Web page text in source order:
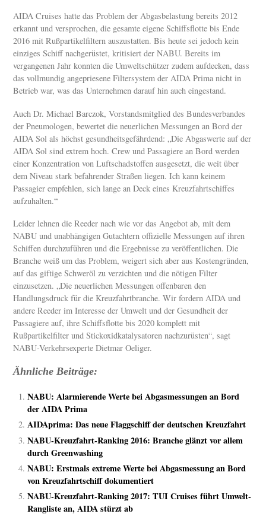
AIDA Cruises hatte das Problem der Abgasbelastung bereits 2012
erkannt und versprochen, die gesamte eigene Schiffsflotte bis Ende
2016 mit Rußpartikelfiltern auszustatten. Bis heute sei jedoch kein
einziges Schiff nachgerüstet, kritisiert der NABU. Bereits im
vergangenen Jahr konnten die Umweltschützer zudem aufdecken, dass
das vollmundig angepriesene Filtersystem der AIDA Prima nicht in
Betrieb war, was das Unternehmen darauf hin auch eingestand.
Auch Dr. Michael Barczok, Vorstandsmitglied des Bundesverbandes
der Pneumologen, bewertet die neuerlichen Messungen an Bord der
AIDA Sol als höchst gesundheitsgefährdend: „Die Abgaswerte auf der
AIDA Sol sind extrem hoch. Crew und Passagiere an Bord werden
einer Konzentration von Luftschadstoffen ausgesetzt, die weit über
dem Niveau stark befahrender Straßen liegen. Ich kann keinem
Passagier empfehlen, sich lange an Deck eines Kreuzfahrtschiffes
aufzuhalten.“
Leider lehnen die Reeder nach wie vor das Angebot ab, mit dem
NABU und unabhängigen Gutachtern offizielle Messungen auf ihren
Schiffen durchzuführen und die Ergebnisse zu veröffentlichen. Die
Branche weiß um das Problem, weigert sich aber aus Kostengründen,
auf das giftige Schweröl zu verzichten und die nötigen Filter
einzusetzen. „Die neuerlichen Messungen offenbaren den
Handlungsdruck für die Kreuzfahrtbranche. Wir fordern AIDA und
andere Reeder im Interesse der Umwelt und der Gesundheit der
Passagiere auf, ihre Schiffsflotte bis 2020 komplett mit
Rußpartikelfilter und Stickoxidkatalysatoren nachzurüsten“, sagt
NABU-Verkehrsexperte Dietmar Oeliger.
Ähnliche Beiträge:
NABU: Alarmierende Werte bei Abgasmessungen an Bord
der AIDA Prima
AIDAprima: Das neue Flaggschiff der deutschen Kreuzfahrt
NABU-Kreuzfahrt-Ranking 2016: Branche glänzt vor allem
durch Greenwashing
NABU: Erstmals extreme Werte bei Abgasmessung an Bord
von Kreuzfahrtschiff dokumentiert
NABU-Kreuzfahrt-Ranking 2017: TUI Cruises führt Umwelt-
Rangliste an, AIDA stürzt ab